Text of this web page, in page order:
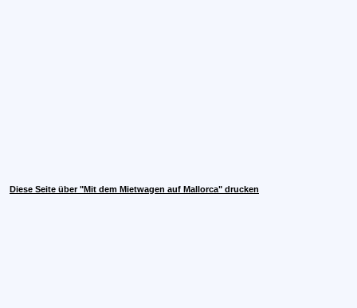
Diese Seite über "Mit dem Mietwagen auf Mallorca" drucken